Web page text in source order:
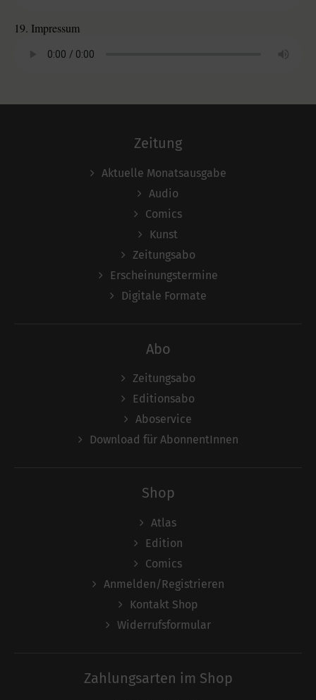
19. Impressum
Zeitung
Aktuelle Monatsausgabe
Audio
Comics
Kunst
Zeitungsabo
Erscheinungstermine
Digitale Formate
Abo
Zeitungsabo
Editionsabo
Aboservice
Download für AbonnentInnen
Shop
Atlas
Edition
Comics
Anmelden/Registrieren
Kontakt Shop
Widerrufsformular
Zahlungsarten im Shop